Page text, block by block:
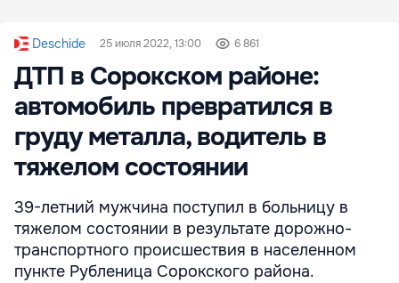
Deschide 25 июля 2022, 13:00 6 861
ДТП в Сорокском районе:
автомобиль превратился в
груду металла, водитель в
тяжелом состоянии
39-летний мужчина поступил в больницу в
тяжелом состоянии в результате дорожно-
транспортного происшествия в населенном
пункте Рубленица Сорокского района.